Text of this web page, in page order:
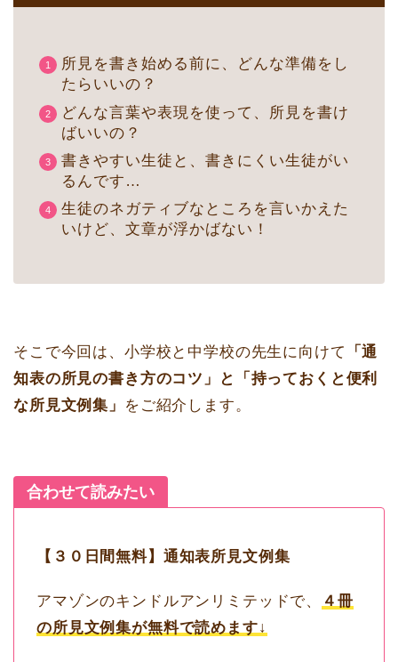
所見を書き始める前に、どんな準備をし
たらいいの？
どんな言葉や表現を使って、所見を書け
ばいいの？
書きやすい生徒と、書きにくい生徒がい
るんです…
生徒のネガティブなところを言いかえた
いけど、文章が浮かばない！
そこで今回は、小学校と中学校の先生に向けて
「通
知表の所見の書き方のコツ」と「持っておくと便利
な所見文例集」
をご紹介します。
合わせて読みたい
【３０日間無料】通知表所見文例集
アマゾンのキンドルアンリミテッドで、
４冊
の所見文例集が無料で読めます↓